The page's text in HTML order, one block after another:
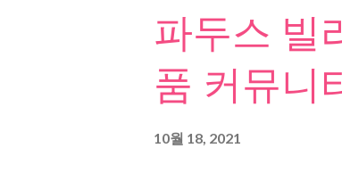
파두스 빌
품 커뮤니
10월 18, 2021